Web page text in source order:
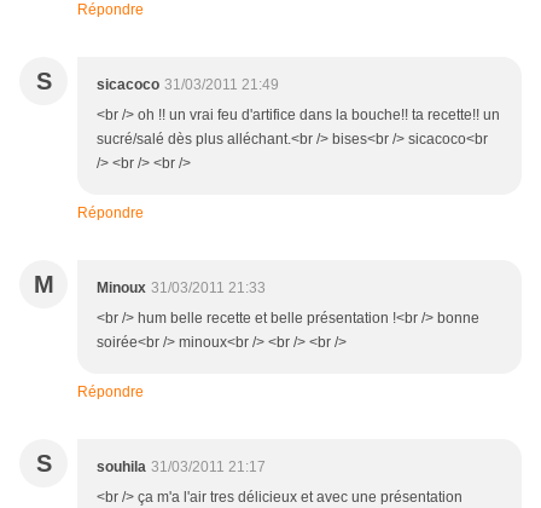
Répondre
S sicacoco 31/03/2011 21:49
<br /> oh !! un vrai feu d'artifice dans la bouche!! ta recette!! un
sucré/salé dès plus alléchant.<br /> bises<br /> sicacoco<br
/> <br /> <br />
Répondre
M Minoux 31/03/2011 21:33
<br /> hum belle recette et belle présentation !<br /> bonne
soirée<br /> minoux<br /> <br /> <br />
Répondre
S souhila 31/03/2011 21:17
<br /> ça m'a l'air tres délicieux et avec une présentation